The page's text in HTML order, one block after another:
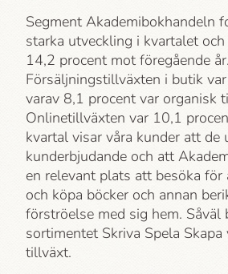
Segment Akademi­bokhandeln
starka utveckling i kvartalet
14,2 procent mot föregående år.
Försäljningstillväxten i butik
varav 8,1 procent var organisk
Onlinetillväxten var 10,1
kvartal visar våra kunder att de
kunderbjudande och att
en relevant plats att besöka
och köpa böcker och annan
förströelse med sig hem. Såväl
sortimentet Skriva Spela Skapa
tillväxt.